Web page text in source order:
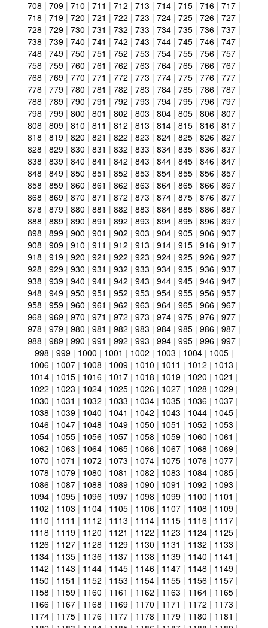
708 | 709 | 710 | 711 | 712 | 713 | 714 | 715 | 716 | 717 |
718 | 719 | 720 | 721 | 722 | 723 | 724 | 725 | 726 | 727 |
728 | 729 | 730 | 731 | 732 | 733 | 734 | 735 | 736 | 737 |
738 | 739 | 740 | 741 | 742 | 743 | 744 | 745 | 746 | 747 |
748 | 749 | 750 | 751 | 752 | 753 | 754 | 755 | 756 | 757 |
758 | 759 | 760 | 761 | 762 | 763 | 764 | 765 | 766 | 767 |
768 | 769 | 770 | 771 | 772 | 773 | 774 | 775 | 776 | 777 |
778 | 779 | 780 | 781 | 782 | 783 | 784 | 785 | 786 | 787 |
788 | 789 | 790 | 791 | 792 | 793 | 794 | 795 | 796 | 797 |
798 | 799 | 800 | 801 | 802 | 803 | 804 | 805 | 806 | 807 |
808 | 809 | 810 | 811 | 812 | 813 | 814 | 815 | 816 | 817 |
818 | 819 | 820 | 821 | 822 | 823 | 824 | 825 | 826 | 827 |
828 | 829 | 830 | 831 | 832 | 833 | 834 | 835 | 836 | 837 |
838 | 839 | 840 | 841 | 842 | 843 | 844 | 845 | 846 | 847 |
848 | 849 | 850 | 851 | 852 | 853 | 854 | 855 | 856 | 857 |
858 | 859 | 860 | 861 | 862 | 863 | 864 | 865 | 866 | 867 |
868 | 869 | 870 | 871 | 872 | 873 | 874 | 875 | 876 | 877 |
878 | 879 | 880 | 881 | 882 | 883 | 884 | 885 | 886 | 887 |
888 | 889 | 890 | 891 | 892 | 893 | 894 | 895 | 896 | 897 |
898 | 899 | 900 | 901 | 902 | 903 | 904 | 905 | 906 | 907 |
908 | 909 | 910 | 911 | 912 | 913 | 914 | 915 | 916 | 917 |
918 | 919 | 920 | 921 | 922 | 923 | 924 | 925 | 926 | 927 |
928 | 929 | 930 | 931 | 932 | 933 | 934 | 935 | 936 | 937 |
938 | 939 | 940 | 941 | 942 | 943 | 944 | 945 | 946 | 947 |
948 | 949 | 950 | 951 | 952 | 953 | 954 | 955 | 956 | 957 |
958 | 959 | 960 | 961 | 962 | 963 | 964 | 965 | 966 | 967 |
968 | 969 | 970 | 971 | 972 | 973 | 974 | 975 | 976 | 977 |
978 | 979 | 980 | 981 | 982 | 983 | 984 | 985 | 986 | 987 |
988 | 989 | 990 | 991 | 992 | 993 | 994 | 995 | 996 | 997 |
998 | 999 | 1000 | 1001 | 1002 | 1003 | 1004 | 1005 |
1006 | 1007 | 1008 | 1009 | 1010 | 1011 | 1012 | 1013 |
1014 | 1015 | 1016 | 1017 | 1018 | 1019 | 1020 | 1021 |
1022 | 1023 | 1024 | 1025 | 1026 | 1027 | 1028 | 1029 |
1030 | 1031 | 1032 | 1033 | 1034 | 1035 | 1036 | 1037 |
1038 | 1039 | 1040 | 1041 | 1042 | 1043 | 1044 | 1045 |
1046 | 1047 | 1048 | 1049 | 1050 | 1051 | 1052 | 1053 |
1054 | 1055 | 1056 | 1057 | 1058 | 1059 | 1060 | 1061 |
1062 | 1063 | 1064 | 1065 | 1066 | 1067 | 1068 | 1069 |
1070 | 1071 | 1072 | 1073 | 1074 | 1075 | 1076 | 1077 |
1078 | 1079 | 1080 | 1081 | 1082 | 1083 | 1084 | 1085 |
1086 | 1087 | 1088 | 1089 | 1090 | 1091 | 1092 | 1093 |
1094 | 1095 | 1096 | 1097 | 1098 | 1099 | 1100 | 1101 |
1102 | 1103 | 1104 | 1105 | 1106 | 1107 | 1108 | 1109 |
1110 | 1111 | 1112 | 1113 | 1114 | 1115 | 1116 | 1117 |
1118 | 1119 | 1120 | 1121 | 1122 | 1123 | 1124 | 1125 |
1126 | 1127 | 1128 | 1129 | 1130 | 1131 | 1132 | 1133 |
1134 | 1135 | 1136 | 1137 | 1138 | 1139 | 1140 | 1141 |
1142 | 1143 | 1144 | 1145 | 1146 | 1147 | 1148 | 1149 |
1150 | 1151 | 1152 | 1153 | 1154 | 1155 | 1156 | 1157 |
1158 | 1159 | 1160 | 1161 | 1162 | 1163 | 1164 | 1165 |
1166 | 1167 | 1168 | 1169 | 1170 | 1171 | 1172 | 1173 |
1174 | 1175 | 1176 | 1177 | 1178 | 1179 | 1180 | 1181 |